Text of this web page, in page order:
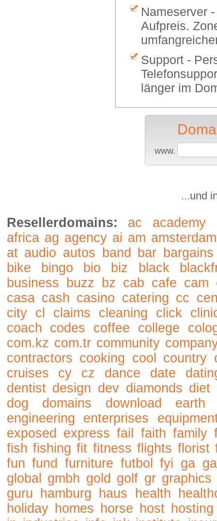
Nameserver
Aufpreis.
Support -
länger im
www.
...und
Resellerdomains: ac academy
africa ag agency ai am amsterdam
at audio autos band bar bargains
bike
bingo bio biz black
business
buzz bz cab cafe cam
casa cash casino catering cc
city
cl claims cleaning click
coach codes coffee college
com.kz com.tr community
contractors cooking cool country
cruises
cy cz dance date
dentist design dev diamonds diet
dog
domains download
earth
engineering
enterprises
exposed
express fail faith family
fish fishing fit fitness flights florist
fun fund furniture futbol fyi ga
global
gmbh gold golf gr graphics
guru
hamburg haus health
holiday homes horse host hosting